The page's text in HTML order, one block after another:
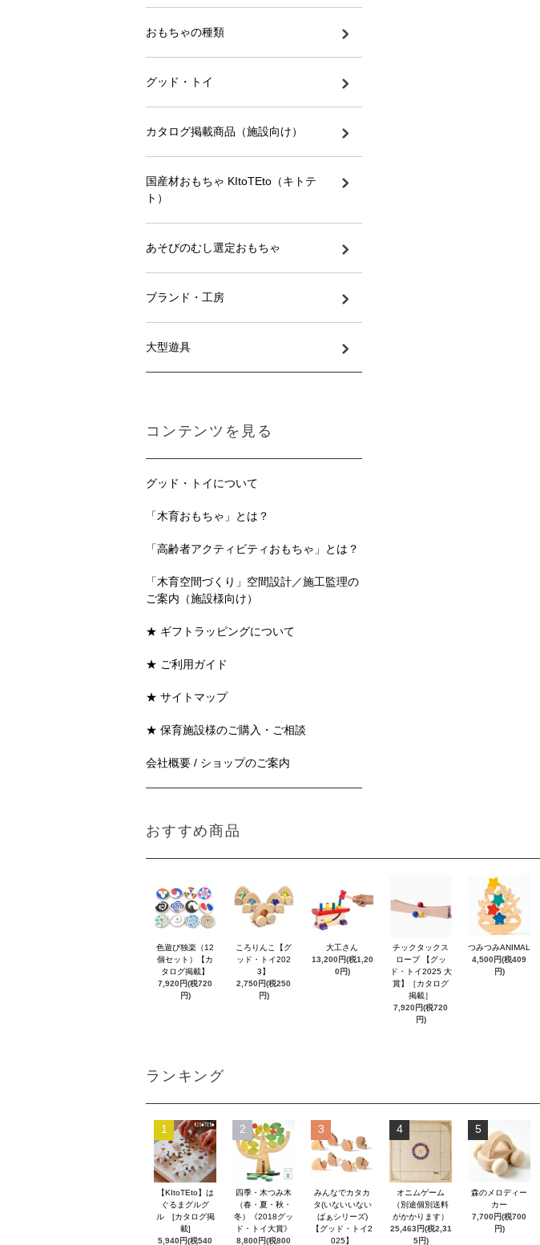
おもちゃの種類
グッド・トイ
カタログ掲載商品（施設向け）
国産材おもちゃ KItoTEto（キトテ
ト）
あそびのむし選定おもちゃ
ブランド・工房
大型遊具
コンテンツを見る
グッド・トイについて
「木育おもちゃ」とは？
「高齢者アクティビティおもちゃ」とは？
「木育空間づくり」空間設計／施工監理の
ご案内（施設様向け）
★ ギフトラッピングについて
★ ご利用ガイド
★ サイトマップ
★ 保育施設様のご購入・ご相談
会社概要 / ショップのご案内
おすすめ商品
色遊び独楽（12
個セット）【カ
タログ掲載】
7,920円(税720
円)
ころりんこ【グ
ッド・トイ202
3】
2,750円(税250
円)
大工さん
13,200円(税1,20
0円)
チックタックス
ロープ 【グッ
ド・トイ2025 大
賞】［カタログ
掲載］
7,920円(税720
円)
つみつみANIMAL
4,500円(税409
円)
ランキング
1
【KItoTEto】は
ぐるまグルグ
ル [カタログ掲
載]
5,940円(税540
2
四季・木つみ木
（春・夏・秋・
冬）《2018グッ
ド・トイ大賞》
8,800円(税800
3
みんなでカタカ
タ(いないいない
ばぁシリーズ)
【グッド・トイ2
025】
4
オニムゲーム
（別途個別送料
がかかります）
25,463円(税2,31
5円)
5
森のメロディー
カー
7,700円(税700
円)